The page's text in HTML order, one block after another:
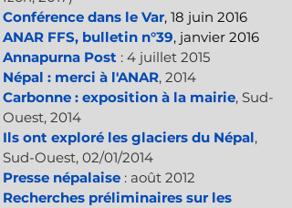
Conférence dans le Var, 18 juin 2016
ANAR FFS, bulletin n°39, janvier 2016
Annapurna Post : 4 juillet 2015
Népal : merci à l'ANAR, 2014
Carbonne : exposition à la mairie, Sud-
Ouest, 2014
Ils ont exploré les glaciers du Népal,
Sud-Ouest, 02/01/2014
Presse népalaise : août 2012
Recherches préliminaires sur les